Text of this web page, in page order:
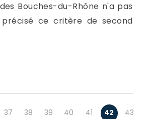
Bouches-du-Rhône n'a pas
précisé ce critère de second
37 38 39 40 41 42
43